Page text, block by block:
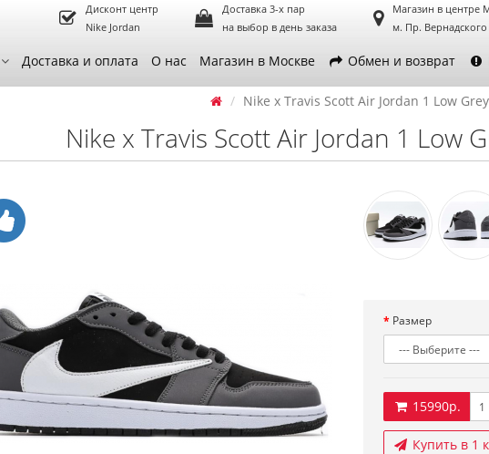
Дисконт центр
Nike Jordan
Доставка 3-х пар
на выбор в день заказа
Магазин в центре
м. Пр. Вернадского
Доставка и оплата О нас Магазин в Москве Обмен и возврат
Nike x Travis Scott Air Jordan 1 Low Grey
Nike x Travis Scott Air Jordan 1 Low
Размер
15990р.
Купить в 1